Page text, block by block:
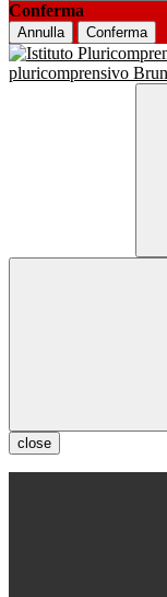
Conferma
Annulla Conferma
pluricomprensivo
close